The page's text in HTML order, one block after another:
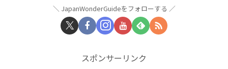
JapanWonderGuideをフォローする
スポンサーリンク